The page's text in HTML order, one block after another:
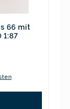
66 mit
1:87